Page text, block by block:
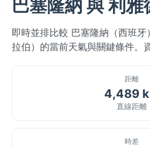
巴塞隆納 與 利
即時並排比較 巴塞隆納（西班
拉伯）的當前天氣與關鍵條件。
距離
4,489
直線距離
時差